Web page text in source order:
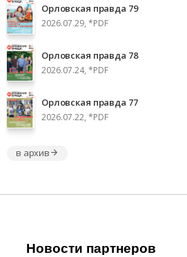
Орловская правда 79
2026.07.29, *PDF
Орловская правда 78
2026.07.24, *PDF
Орловская правда 77
2026.07.22, *PDF
в архив
Новости партнеров